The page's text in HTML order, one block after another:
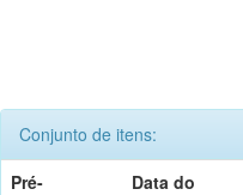
Conjunto de itens:
Pré-
Data do